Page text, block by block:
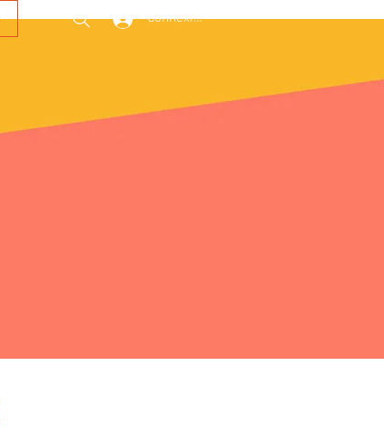
Connexion